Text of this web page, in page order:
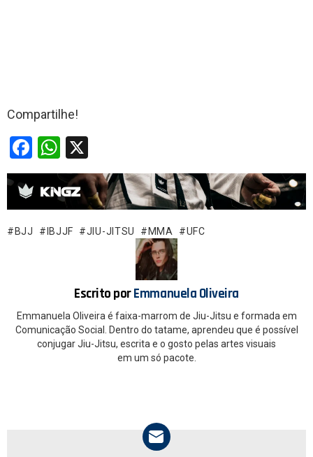
Compartilhe!
F
a
ce
b
o
W
h
at
s
A
BJJ IBJJF JIU-JITSU MMA UFC
Escrito porEmmanuela Oliveira
Emmanuela Oliveira é faixa-marrom de Jiu-Jitsu e formada em
Comunicação Social. Dentro do tatame, aprendeu que é possível
conjugar Jiu-Jitsu, escrita e o gosto pelas artes visuais
em um só pacote.